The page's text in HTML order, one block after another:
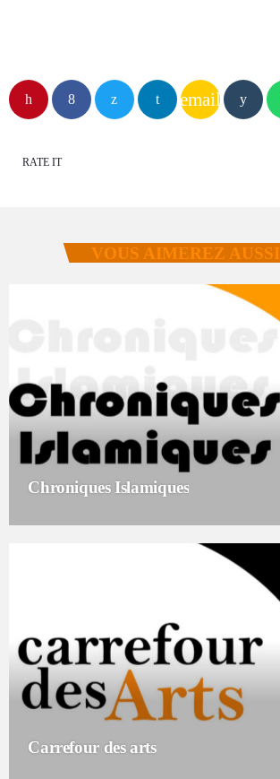
email
RATE IT
VOUS AIMEREZ AUSSI
Chroniques Islamiques
Carrefour des arts